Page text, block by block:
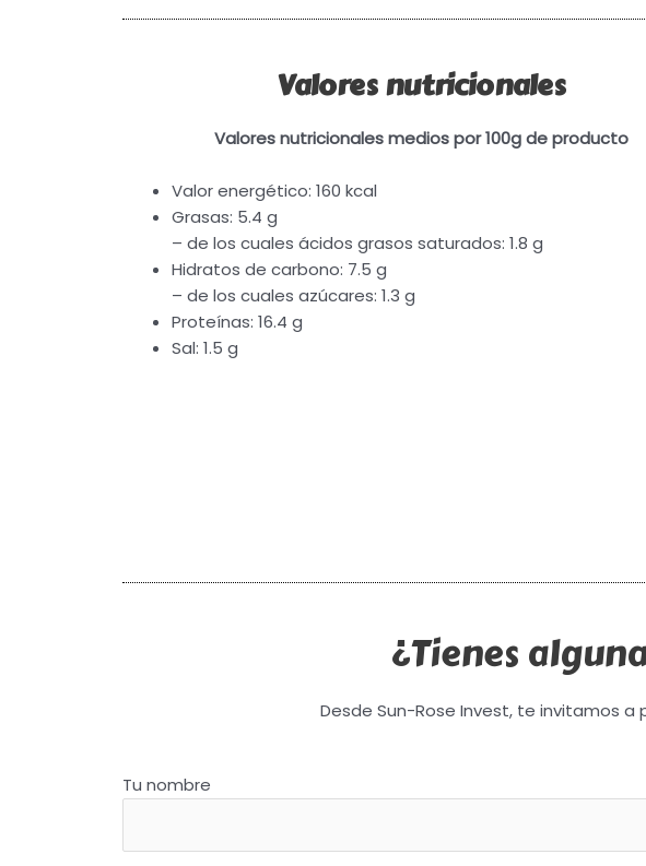
Valores nutricionales
Valores nutricionales medios por 100g de producto
Valor energético: 160 kcal
Grasas: 5.4 g
– de los cuales ácidos grasos saturados: 1.8 g
Hidratos de carbono: 7.5 g
– de los cuales azúcares: 1.3 g
Proteínas: 16.4 g
Sal: 1.5 g
¿Tienes
Desde Sun-Rose Invest, te invitamos
Tu nombre